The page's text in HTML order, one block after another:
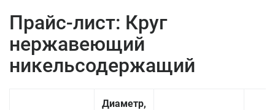
Прайс-лист: Круг
нержавеющий
никельсодержащий
Диаметр,